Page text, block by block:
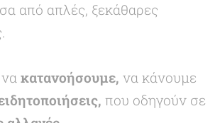
από απλές, ξεκάθαρες
κατανοήσουμε, να κάνουμε
που οδηγούν σε